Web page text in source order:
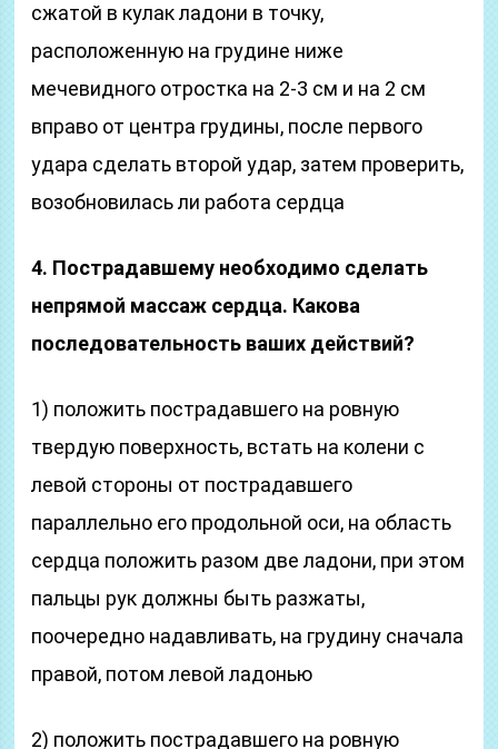
сжатой в ку­лак ладони в точку,
расположенную на грудине ниже
мечевидного отростка на 2-3 см и на 2 см
вправо от центра грудины, после первого
удара сделать вто­рой удар, затем проверить,
возобновилась ли работа сердца
4. Пострадавшему необходимо сделать
непрямой массаж сердца. Какова
последовательность ваших действий?
1) положить пострадавшего на ровную
твердую поверх­ность, встать на колени с
левой стороны от постра­давшего
параллельно его продольной оси, на область
сердца положить разом две ладони, при этом
пальцы рук должны быть разжаты,
поочередно надавливать, на грудину сначала
правой, потом левой ладонью
2) положить пострадавшего на ровную